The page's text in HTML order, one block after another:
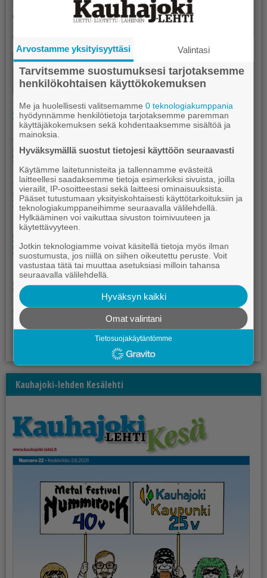
Kauhajoki-lehden Kesälehti
Arvostamme yksityisyyttäsi Valintasi
Tarvitsemme suostumuksesi tarjotaksemme
henkilökohtaisen käyttökokemuksen
Me ja huolellisesti valitsemamme0 teknologiakumppania
hyödynnämme henkilötietoja tarjotaksemme paremman
käyttäjäkokemuksen sekä kohdentaaksemme sisältöä ja
mainoksia.
Hyväksymällä suostut tietojesi käyttöön seuraavasti
Käytämme laitetunnisteita ja tallennamme evästeitä
laitteellesi saadaksemme tietoja esimerkiksi sivuista, joilla
vierailit, IP-osoitteestasi sekä laitteesi ominaisuuksista.
Pääset tutustumaan yksityiskohtaisesti käyttötarkoituksiin ja
teknologiakumppaneihimme seuraavalla välilehdellä.
Hylkääminen voi vaikuttaa sivuston toimivuuteen ja
käytettävyyteen.
Jotkin teknologiamme voivat käsitellä tietoja myös ilman
suostumusta, jos niillä on siihen oikeutettu peruste. Voit
vastustaa tätä tai muuttaa asetuksiasi milloin tahansa
seuraavalla välilehdellä.
Hyväksyn kaikki
Omat valintani
Tietosuojakäytäntömme